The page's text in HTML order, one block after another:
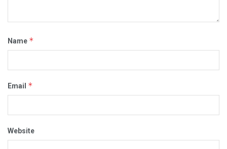
Name *
Email *
Website